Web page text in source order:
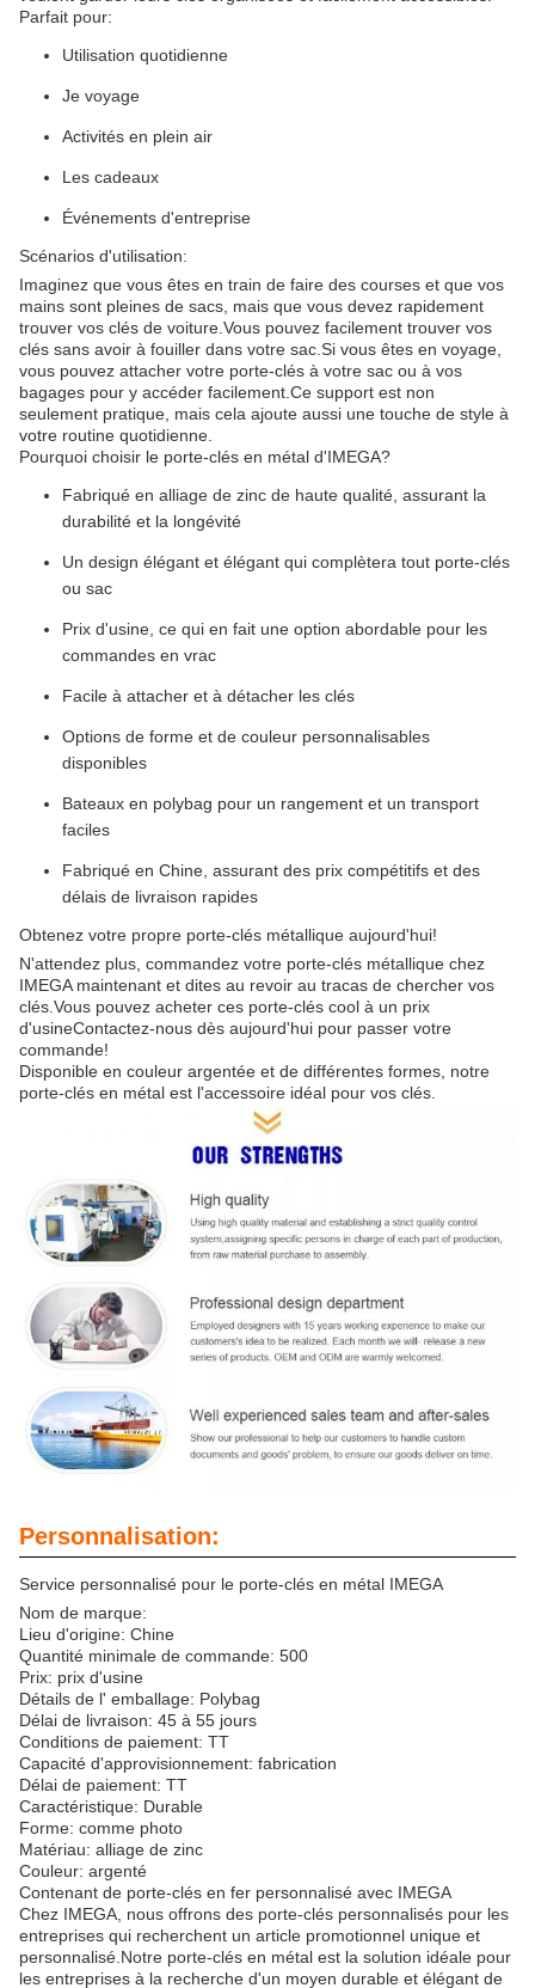
Parfait pour:
Utilisation quotidienne
Je voyage
Activités en plein air
Les cadeaux
Événements d'entreprise
Scénarios d'utilisation:
Imaginez que vous êtes en train de faire des courses et que vos
mains sont pleines de sacs, mais que vous devez rapidement
trouver vos clés de voiture.Vous pouvez facilement trouver vos
clés sans avoir à fouiller dans votre sac.Si vous êtes en voyage,
vous pouvez attacher votre porte-clés à votre sac ou à vos
bagages pour y accéder facilement.Ce support est non
seulement pratique, mais cela ajoute aussi une touche de style à
votre routine quotidienne.
Pourquoi choisir le porte-clés en métal d'IMEGA?
Fabriqué en alliage de zinc de haute qualité, assurant la
durabilité et la longévité
Un design élégant et élégant qui complètera tout porte-clés
ou sac
Prix d'usine, ce qui en fait une option abordable pour les
commandes en vrac
Facile à attacher et à détacher les clés
Options de forme et de couleur personnalisables
disponibles
Bateaux en polybag pour un rangement et un transport
faciles
Fabriqué en Chine, assurant des prix compétitifs et des
délais de livraison rapides
Obtenez votre propre porte-clés métallique aujourd'hui!
N'attendez plus, commandez votre porte-clés métallique chez
IMEGA maintenant et dites au revoir au tracas de chercher vos
clés.Vous pouvez acheter ces porte-clés cool à un prix
d'usineContactez-nous dès aujourd'hui pour passer votre
commande!
Disponible en couleur argentée et de différentes formes, notre
porte-clés en métal est l'accessoire idéal pour vos clés.
Personnalisation:
Service personnalisé pour le porte-clés en métal IMEGA
Nom de marque:
Lieu d'origine: Chine
Quantité minimale de commande: 500
Prix: prix d'usine
Détails de l' emballage: Polybag
Délai de livraison: 45 à 55 jours
Conditions de paiement: TT
Capacité d'approvisionnement: fabrication
Délai de paiement: TT
Caractéristique: Durable
Forme: comme photo
Matériau: alliage de zinc
Couleur: argenté
Contenant de porte-clés en fer personnalisé avec IMEGA
Chez IMEGA, nous offrons des porte-clés personnalisés pour les
entreprises qui recherchent un article promotionnel unique et
personnalisé.Notre porte-clés en métal est la solution idéale pour
les entreprises à la recherche d'un moyen durable et élégant de